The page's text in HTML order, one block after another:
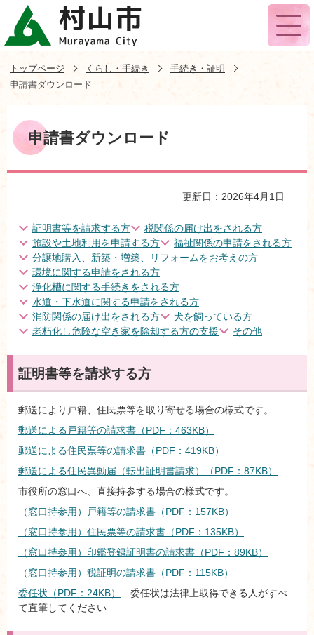
トップページ くらし・手続き
手続き・証明
申請書ダウンロード
申請書ダウンロード
更新日：2026年4月1日
証明書等を請求する方
税関係の届け出をされる方
施設や土地利用を申請する方
福祉関係の申請をされる方
分譲地購入、新築・増築、リフォームをお考えの方
環境に関する申請をされる方
浄化槽に関する手続きをされる方
水道・下水道に関する申請をされる方
消防関係の届け出をされる方
犬を飼っている方
老朽化し危険な空き家を除却する方の支援
その他
証明書等を請求する方
郵送により戸籍、住民票等を取り寄せる場合の様式です。
郵送による戸籍等の請求書（PDF：463KB）
郵送による住民票等の請求書（PDF：419KB）
郵送による住民異動届（転出証明書請求）（PDF：87KB）
市役所の窓口へ、直接持参する場合の様式です。
（窓口持参用）戸籍等の請求書（PDF：157KB）
（窓口持参用）住民票等の請求書（PDF：135KB）
（窓口持参用）印鑑登録証明書の請求書（PDF：89KB）
（窓口持参用）税証明の請求書（PDF：115KB）
委任状（PDF：24KB）
委任状は法律上取得できる人がすべ
て直筆してください